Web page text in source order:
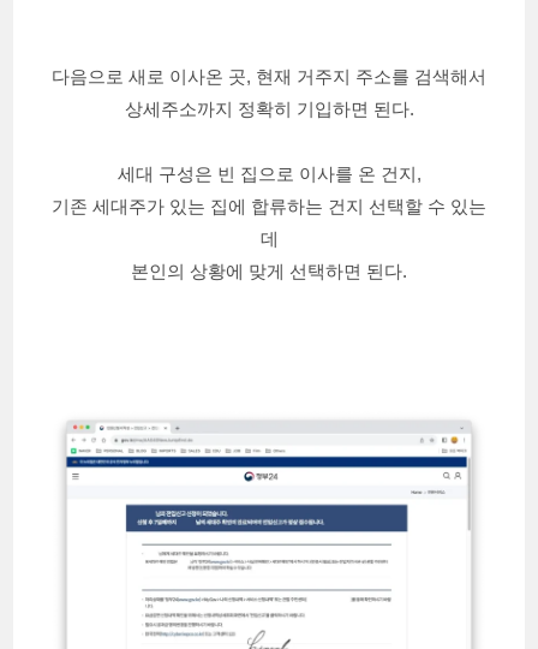
다음으로 새로 이사온 곳, 현재 거주지 주소를 검색해서
상세주소까지 정확히 기입하면 된다.
세대 구성은 빈 집으로 이사를 온 건지,
기존 세대주가 있는 집에 합류하는 건지 선택할 수 있는
데
본인의 상황에 맞게 선택하면 된다.